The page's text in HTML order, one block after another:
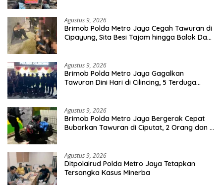
Agustus 9, 2026
Brimob Polda Metro Jaya Cegah Tawuran di
Cipayung, Sita Besi Tajam hingga Balok Dan
Agustus 9, 2026
Brimob Polda Metro Jaya Gagalkan
Tawuran Dini Hari di Cilincing, 5 Terduga
Agustus 9, 2026
Brimob Polda Metro Jaya Bergerak Cepat
Bubarkan Tawuran di Ciputat, 2 Orang dan 3
Agustus 9, 2026
Ditpolairud Polda Metro Jaya Tetapkan
Tersangka Kasus Minerba